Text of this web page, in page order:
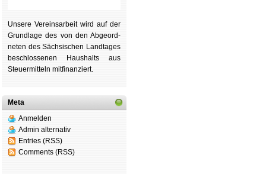
Unsere Ver­eins­ar­beit wird auf der
Grund­lage des von den Ab­ge­ord­
ne­ten des Säch­si­schen Land­tages
be­schlos­se­nen Haus­halts aus
Steu­er­mitteln mit­fi­nan­ziert.
Meta
Anmelden
Admin alternativ
Entries (RSS)
Comments (RSS)